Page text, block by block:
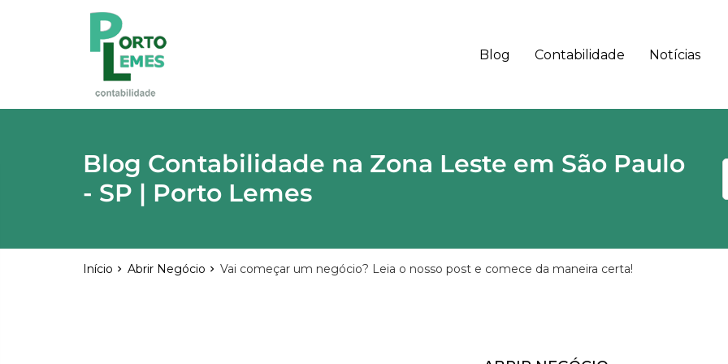
Blog Contabilidade Notícias
Blog Contabilidade na Zona Leste em São Paulo
- SP | Porto Lemes
Início Abrir Negócio Vai começar um negócio? Leia o nosso post e comece da maneira certa!
reply
phone (11) 2015-4955
email
Deixe sua Mensagem